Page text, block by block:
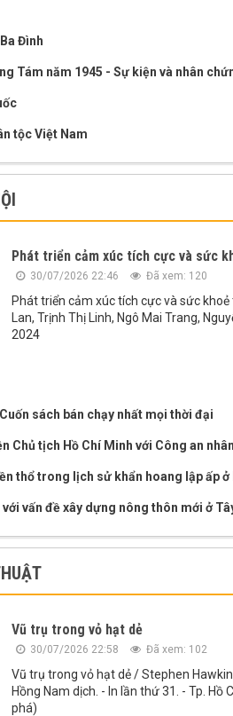
Đình
Tám năm 1945 - Sự kiện và nhân
tộc Việt Nam
Phát triển cảm xúc tích cực và sức
30/07/2026 22:46 Đã xem: 120
Phát triển cảm xúc tích cực và sức
Lan, Trịnh Thị Linh, Ngô Mai Trang,
2024
sách bán chạy nhất mọi thời đại
Chủ tịch Hồ Chí Minh với Công an
thổ trong lịch sử khẩn hoang lập ấp ở
vấn đề xây dựng nông thôn mới ở
Vũ trụ trong vỏ hạt dẻ
30/07/2026 22:58 Đã xem: 102
Vũ trụ trong vỏ hạt dẻ / Stephen
Hồng Nam dịch. - In lần thứ 31. - Tp. Hồ
phá)